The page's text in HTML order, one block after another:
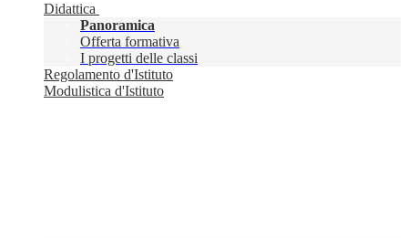
Didattica
Panoramica
Offerta formativa
I progetti delle classi
Regolamento d'Istituto
Modulistica d'Istituto